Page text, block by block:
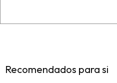
Recomendados para si